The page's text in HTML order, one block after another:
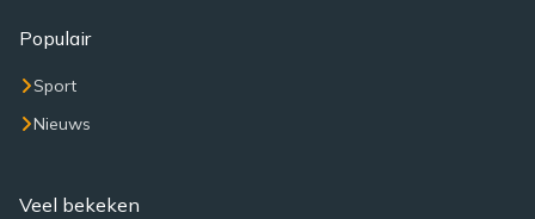
Populair
Sport
Nieuws
Veel bekeken